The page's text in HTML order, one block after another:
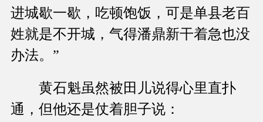
进城歇一歇，吃顿饱饭，可是单县老百
姓就是不开城，气得潘鼎新干着急也没
办法。”
黄石魁虽然被田儿说得心里直扑
通，但他还是仗着胆子说：